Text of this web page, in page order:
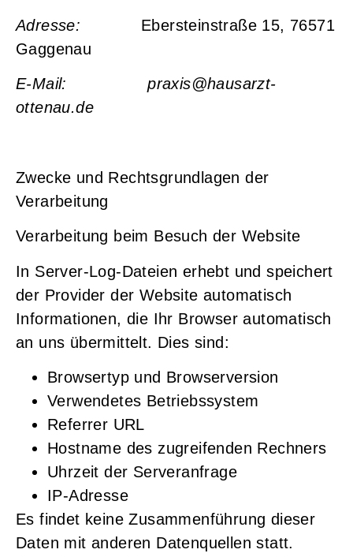
Adresse: Ebersteinstraße 15, 76571
Gaggenau
E-Mail:praxis@hausarzt-
ottenau.de
Zwecke und Rechtsgrundlagen der
Verarbeitung
Verarbeitung beim Besuch der Website
In Server-Log-Dateien erhebt und speichert
der Provider der Website automatisch
Informationen, die Ihr Browser automatisch
an uns übermittelt. Dies sind:
Browsertyp und Browserversion
Verwendetes Betriebssystem
Referrer URL
Hostname des zugreifenden Rechners
Uhrzeit der Serveranfrage
IP-Adresse
Es findet keine Zusammenführung dieser
Daten mit anderen Datenquellen statt.